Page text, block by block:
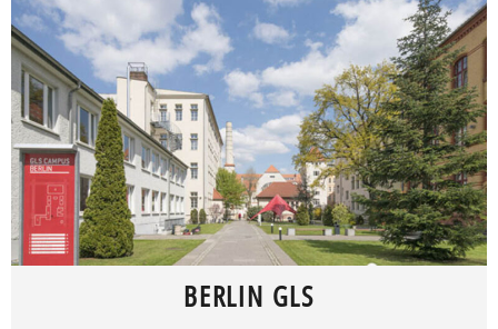
BERLIN GLS